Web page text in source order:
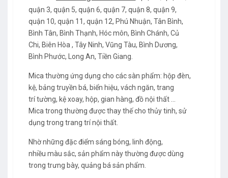
quận 3, quận 5, quận 6, quận 7, quận 8, quận 9,
quận 10, quận 11, quận 12, Phú Nhuận, Tân Bình,
Bình Tân, Bình Thạnh, Hóc môn, Bình Chánh, Củ
Chi, Biên Hòa , Tây Ninh, Vũng Tàu, Bình Dương,
Bình Phước, Long An, Tiền Giang.
Mica thường ứng dụng cho các sàn phẩm: hộp đèn,
kệ, bảng truyền bá, biển hiệu, vách ngăn, trang
trí tường, kệ xoay, hộp, gian hàng, đồ nội thất ...
Mica trong thường được thay thế cho thủy tinh, sử
dụng trong trang trí nội thất.
Nhờ những đặc điểm sáng bóng, linh động,
nhiều màu sắc, sản phẩm này thường được dùng
trong trưng bày, quảng bá sản phẩm.